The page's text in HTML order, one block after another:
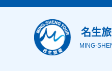
外，我們會視需要公佈統計數
人之資料。
三、資料之保護
名生
MING-